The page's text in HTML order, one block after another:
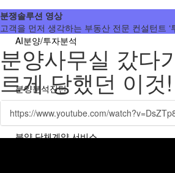
AI분양/투자분석
분양분석진단
분양 단체계약 서비스
분쟁솔루션 영상
고객을 먼저 생각하는 부동산 전문 컨설턴트 ‘
분양사무실 갔다
르게 당했던 이것!
https://www.youtube.com/